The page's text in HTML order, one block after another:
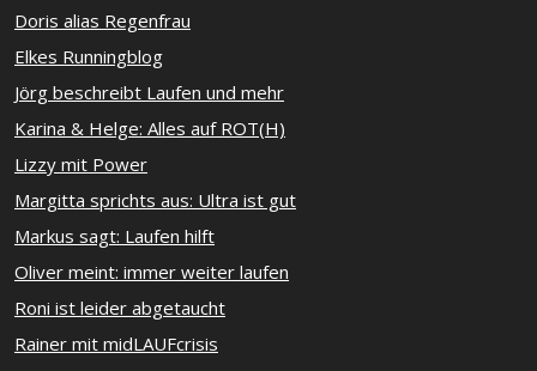
Doris alias Regenfrau
Elkes Runningblog
Jörg beschreibt Laufen und mehr
Karina & Helge: Alles auf ROT(H)
Lizzy mit Power
Margitta sprichts aus: Ultra ist gut
Markus sagt: Laufen hilft
Oliver meint: immer weiter laufen
Roni ist leider abgetaucht
Rainer mit midLAUFcrisis